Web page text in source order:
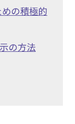
の積極的
の方法